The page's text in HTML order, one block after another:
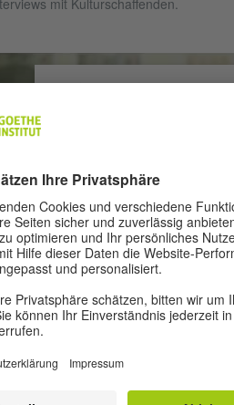
mit Kulturschaffenden.
Ihren Aktivitäten sammeln. Bitte
Video
Mehr Informationen